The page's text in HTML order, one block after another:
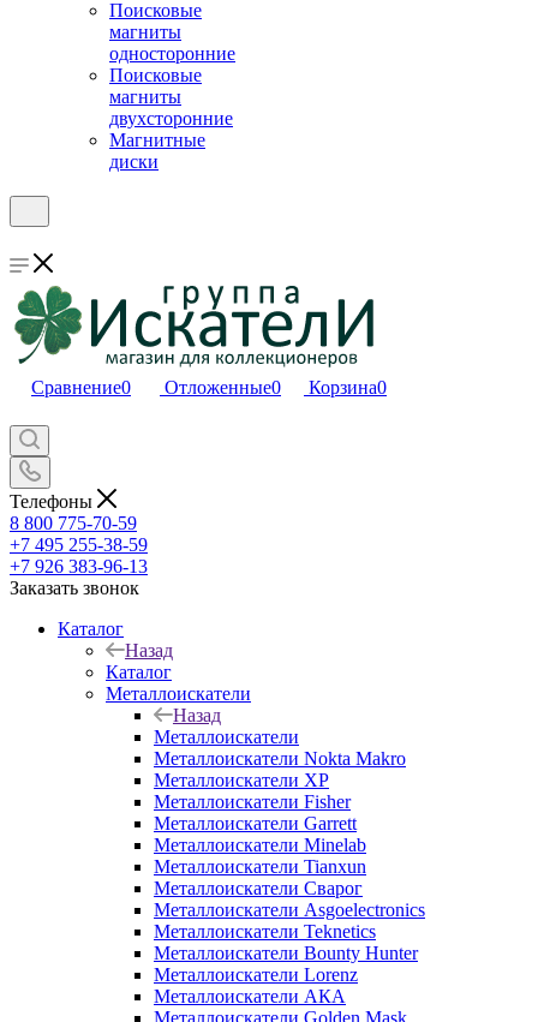
Поисковые
магниты
односторонние
Поисковые
магниты
двухсторонние
Магнитные
диски
Сравнение0 Отложенные0 Корзина0
Телефоны
8 800 775-70-59
+7 495 255-38-59
+7 926 383-96-13
Заказать звонок
Каталог
Назад
Каталог
Металлоискатели
Назад
Металлоискатели
Металлоискатели Nokta Makro
Металлоискатели XP
Металлоискатели Fisher
Металлоискатели Garrett
Металлоискатели Minelab
Металлоискатели Tianxun
Металлоискатели Сварог
Металлоискатели Asgoelectronics
Металлоискатели Teknetics
Металлоискатели Bounty Hunter
Металлоискатели Lorenz
Металлоискатели АКА
Металлоискатели Golden Mask